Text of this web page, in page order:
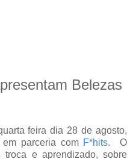
Belezas
feira dia 28 de agosto,
parceria com F*hits. O
e aprendizado, sobre